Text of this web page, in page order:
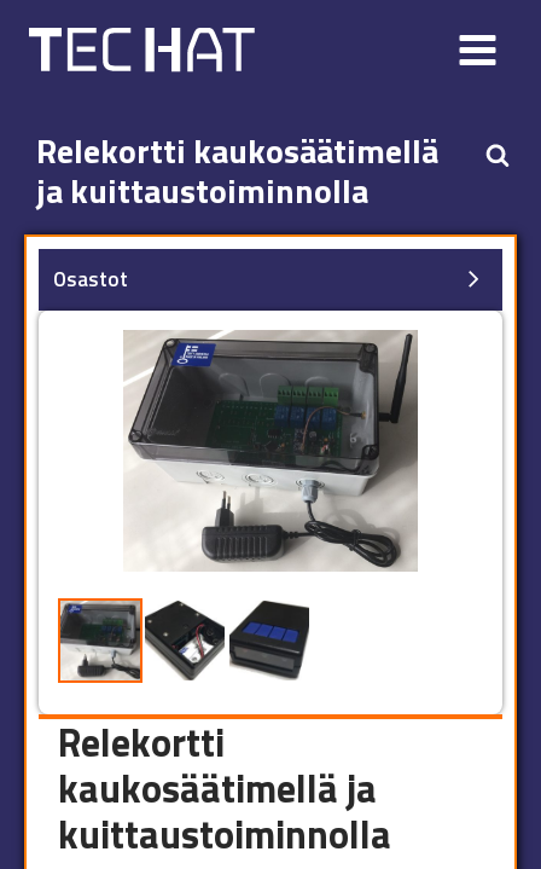
Relekortti kaukosäätimellä
ja kuittaustoiminnolla
Osastot
Relekortti
kaukosäätimellä ja
kuittaustoiminnolla